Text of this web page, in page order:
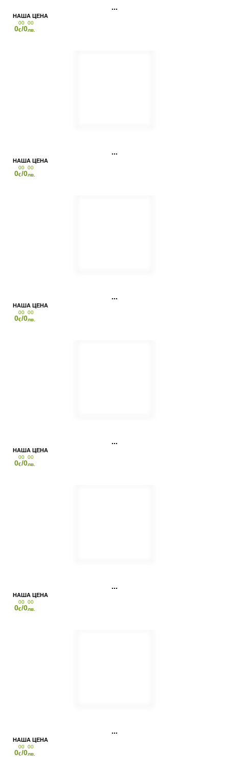
0
00
€/0
00
лв.
0
00
€/0
00
лв.
0
00
€/0
00
лв.
0
00
€/0
00
лв.
0
00
€/0
00
лв.
0
00
€/0
00
лв.